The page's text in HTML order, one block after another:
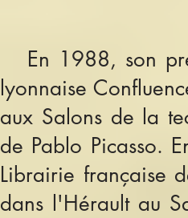
En 1988, son
lyonnaise
aux Salons de la
de Pablo Picasso.
Librairie française
dans l'Hérault au